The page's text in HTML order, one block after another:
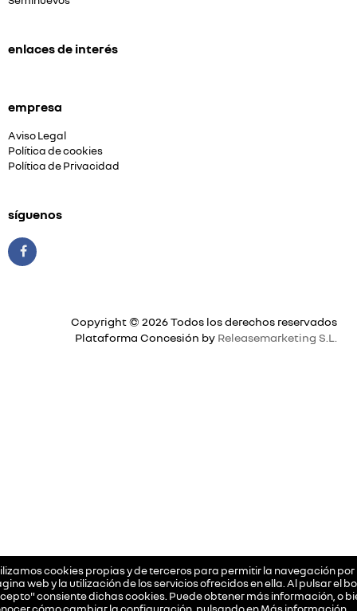
cookies propias y de terceros para permitir la navegación por
web y la utilización de los servicios ofrecidos en ella. Al pulsar el
consiente dichas cookies. Puede obtener más información, o
enlaces de interés
empresa
Aviso Legal
Política de cookies
Política de Privacidad
síguenos
Copyright © 2026 Todos los derechos reservados
Plataforma Concesión by Releasemarketing S.L.